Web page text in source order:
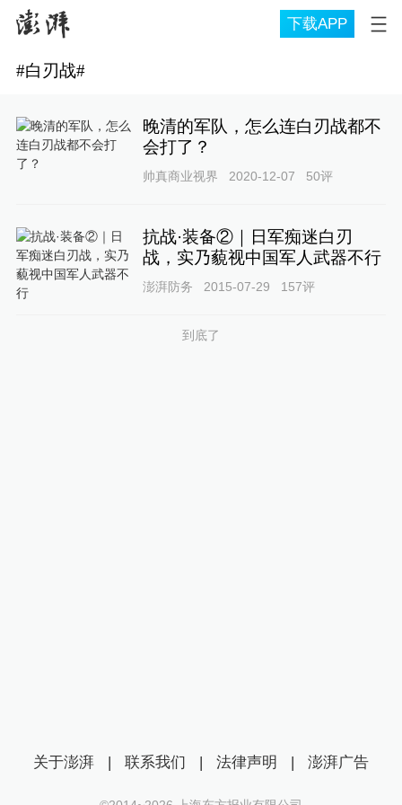
下载APP
#白刃战#
晚清的军队，怎么连白刃战都不
会打了？
帅真商业视界 2020-12-07 50评
抗战·装备②｜日军痴迷白刃
战，实乃藐视中国军人武器不行
澎湃防务 2015-07-29 157评
到底了
关于澎湃 | 联系我们 | 法律声明 | 澎湃广告